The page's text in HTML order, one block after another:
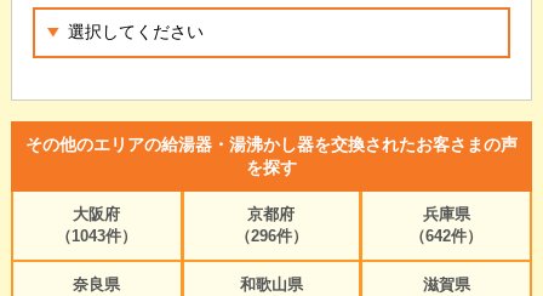
その他のエリアの給湯器・湯沸かし器を交換されたお客さまの声
を探す
大阪府
（1043件）
京都府
（296件）
兵庫県
（642件）
奈良県
和歌山県
滋賀県